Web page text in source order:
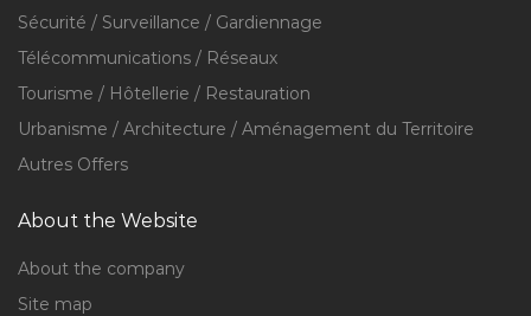
Sécurité / Surveillance / Gardiennage
Télécommunications / Réseaux
Tourisme / Hôtellerie / Restauration
Urbanisme / Architecture / Aménagement du Territoire
Autres Offers
About the Website
About the company
Site map